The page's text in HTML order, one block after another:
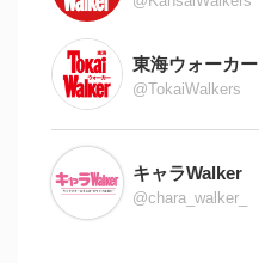
東海ウォーカー
@TokaiWalkers
キャラWalker
@chara_walker_